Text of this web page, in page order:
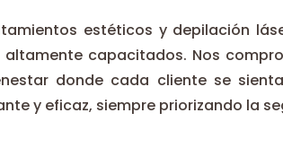
estéticos y depilación
capacitados. Nos
donde cada cliente se
y eficaz, siempre priorizando la